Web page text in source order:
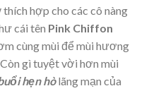
hợp cho các cô nàng
cái tên Pink Chiffon
cùng mùi để mùi hương
gì tuyệt vời hơn mùi
hẹn hòlãng mạn của